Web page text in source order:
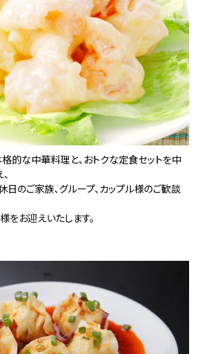
的な中華料理と、おトクな定食セットを中
日のご家族、グループ、カップル様のご歓談
お迎えいたします。